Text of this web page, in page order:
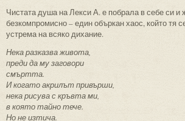
Чистата душа на Лекси А. е побрала в себе си и
безкомпромисно – един объркан хаос, който тя
устрема на всяко дихание.
Нека разказва живота,
преди да му заговори
смъртта.
И когато акрилът привърши,
нека рисува с кръвта ми,
в която тайно тече.
Но не изтича.